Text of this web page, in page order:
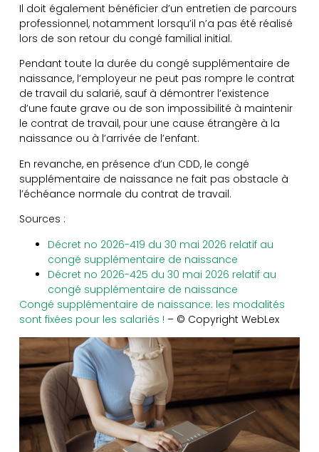
Il doit également bénéficier d’un entretien de parcours
professionnel, notamment lorsqu’il n’a pas été réalisé
lors de son retour du congé familial initial.
Pendant toute la durée du congé supplémentaire de
naissance, l’employeur ne peut pas rompre le contrat
de travail du salarié, sauf à démontrer l’existence
d’une faute grave ou de son impossibilité à maintenir
le contrat de travail, pour une cause étrangère à la
naissance ou à l’arrivée de l’enfant.
En revanche, en présence d’un CDD, le congé
supplémentaire de naissance ne fait pas obstacle à
l’échéance normale du contrat de travail.
Sources :
Décret no 2026-419 du 30 mai 2026 relatif au
congé supplémentaire de naissance
Décret no 2026-425 du 30 mai 2026 relatif au
congé supplémentaire de naissance
Congé supplémentaire de naissance: les modalités
sont fixées pour les salariés ! – © Copyright WebLex